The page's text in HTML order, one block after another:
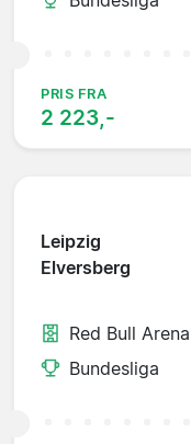
PRIS FRA
2 223,-
Leipzig
Elversberg
Red Bull Arena
Bundesliga